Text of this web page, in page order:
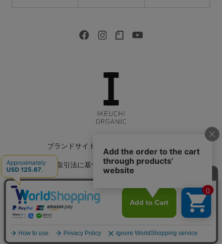
カートに入れる
よくある質問
ブランドサイト
特定商取引法に基づく表記 返品特約について
Copyright © 2022 IKEUCHI ORGANIC All Rights Reserved.